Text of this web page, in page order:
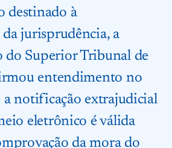
destinado à
jurisprudência, a
do Superior Tribunal de
entendimento no
a notificação extrajudicial
eletrônico é válida
da mora do